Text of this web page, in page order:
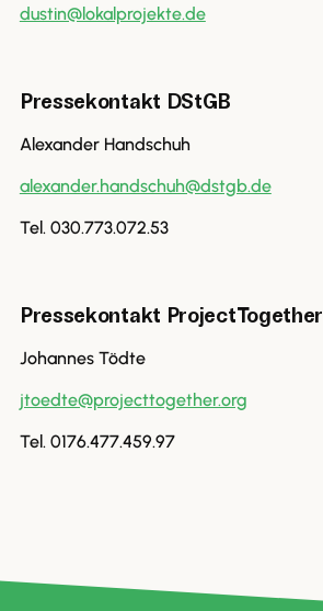
dustin@lokalprojekte.de
Pressekontakt DStGB
Alexander Handschuh
alexander.handschuh@dstgb.de
Tel. 030.773.072.53
Pressekontakt ProjectTogether
Johannes Tödte
jtoedte@projecttogether.org
Tel. 0176.477.459.97